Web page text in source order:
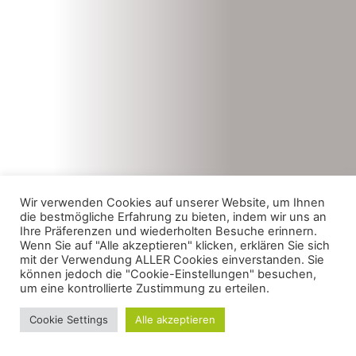
Wir verwenden Cookies auf unserer Website, um Ihnen
die bestmögliche Erfahrung zu bieten, indem wir uns an
Ihre Präferenzen und wiederholten Besuche erinnern.
Wenn Sie auf "Alle akzeptieren" klicken, erklären Sie sich
mit der Verwendung ALLER Cookies einverstanden. Sie
können jedoch die "Cookie-Einstellungen" besuchen,
um eine kontrollierte Zustimmung zu erteilen.
Cookie Settings Alle akzeptieren